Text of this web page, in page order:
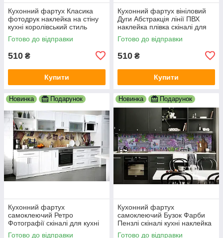
Кухонний фартух Класика
фотодрук наклейка на стіну
кухні королівський стиль
абстракція 600х2000 мм
Готово до відправки
510 ₴
Купити
Кухонний фартух вініловий
Дуги Абстракція лінії ПВХ
наклейка плівка скіналі для
кухні сірий 600х2000 мм
Готово до відправки
510 ₴
Купити
Новинка Подарунок
Кухонний фартух
самоклеючий Ретро
Фотографії скіналі для кухні
наклейка ПВХ Вінтаж
Готово до відправки
Новинка Подарунок
Кухонний фартух
самоклеючий Бузок Фарби
Пензлі скіналі кухні наклейка
ПВХ дошки фіолетовий
Готово до відправки